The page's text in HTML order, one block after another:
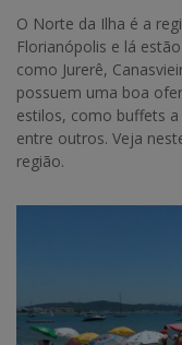
O Norte da Ilha é a
Florianópolis e lá
como Jurerê,
possuem uma boa
estilos, como buffets
entre outros. Veja
região.